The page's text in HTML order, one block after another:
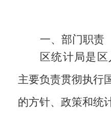
一、部门职责
区统计局是
主要负责贯彻执行
的方针、政策和统